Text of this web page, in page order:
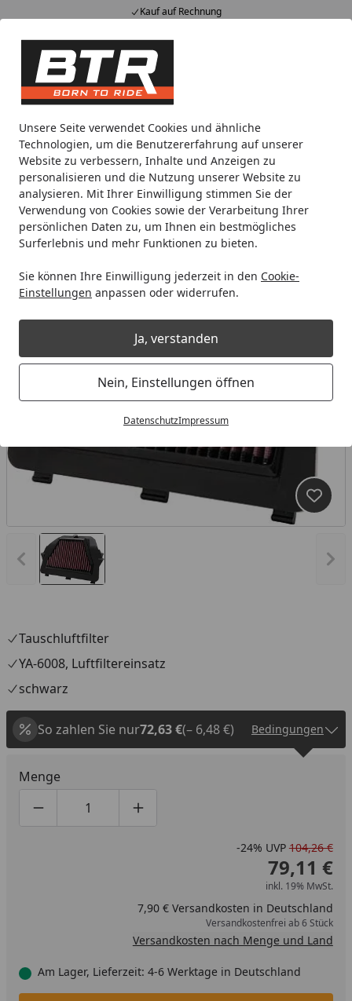
Unsere Seite verwendet Cookies und ähnliche
Technologien, um die Benutzererfahrung auf unserer
Website zu verbessern, Inhalte und Anzeigen zu
personalisieren und die Nutzung unserer Website zu
analysieren. Mit Ihrer Einwilligung stimmen Sie der
Verwendung von Cookies sowie der Verarbeitung Ihrer
persönlichen Daten zu, um Ihnen ein bestmögliches
Surferlebnis und mehr Funktionen zu bieten.
Sie können Ihre Einwilligung jederzeit in den Cookie-
Einstellungen anpassen oder widerrufen.
Ja, verstanden
Nein, Einstellungen öffnen
DatenschutzImpressum
Kauf auf Rechnung
Alle Produkte
Mein Konto
Suchen
Noch 2 Stunden und 38 Minuten
Spare bis zu 35% auf EVOLIFT® Zentralständer
von BTR!
Startseite
Motorradteile & Ersatzteile Filter & Schläuche Luftfilter
K&N Tauschluftfilter YA-6008
Vorheriges Bild anzeigen
Tauschluftfilter
YA-6008, Luftfiltereinsatz
schwarz
So zahlen Sie nur72,63 €(– 6,48 €) Bedingungen
Menge
Produktmenge um eins verringern
Produktmenge manuell eingeben
Produktmenge um eins erhöhen
-24% UVP 104,26 €
79,11 €
inkl. 19% MwSt.
7,90 € Versandkosten in Deutschland
Versandkostenfrei ab 6 Stück
Versandkosten nach Menge und Land
Am Lager, Lieferzeit: 4-6 Werktage in Deutschland